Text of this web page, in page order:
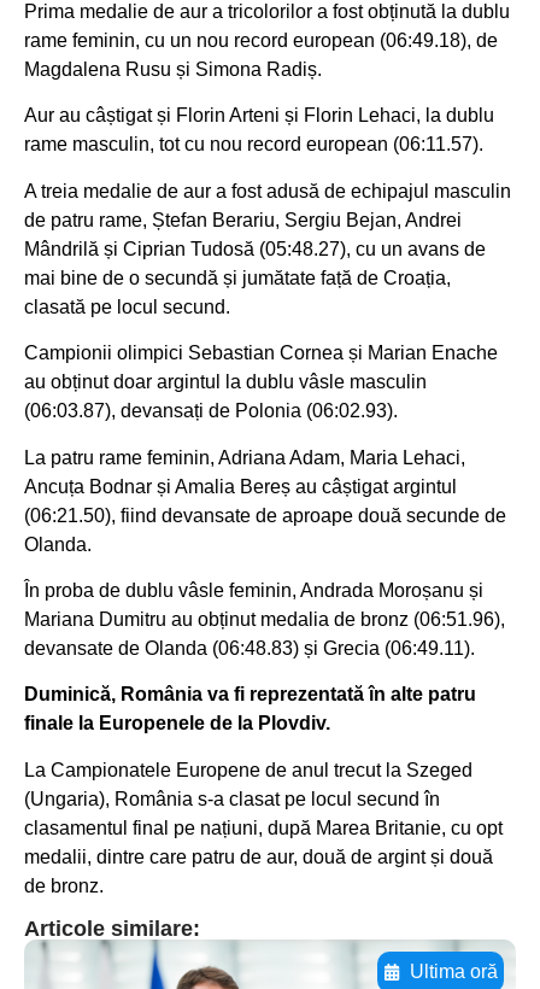
Prima medalie de aur a tricolorilor a fost obținută la dublu
rame feminin, cu un nou record european (06:49.18), de
Magdalena Rusu și Simona Radiș.
Aur au câștigat și Florin Arteni și Florin Lehaci, la dublu
rame masculin, tot cu nou record european (06:11.57).
A treia medalie de aur a fost adusă de echipajul masculin
de patru rame, Ștefan Berariu, Sergiu Bejan, Andrei
Mândrilă și Ciprian Tudosă (05:48.27), cu un avans de
mai bine de o secundă și jumătate față de Croația,
clasată pe locul secund.
Campionii olimpici Sebastian Cornea și Marian Enache
au obținut doar argintul la dublu vâsle masculin
(06:03.87), devansați de Polonia (06:02.93).
La patru rame feminin, Adriana Adam, Maria Lehaci,
Ancuța Bodnar și Amalia Bereș au câștigat argintul
(06:21.50), fiind devansate de aproape două secunde de
Olanda.
În proba de dublu vâsle feminin, Andrada Moroșanu și
Mariana Dumitru au obținut medalia de bronz (06:51.96),
devansate de Olanda (06:48.83) și Grecia (06:49.11).
Duminică, România va fi reprezentată în alte patru
finale la Europenele de la Plovdiv.
La Campionatele Europene de anul trecut la Szeged
(Ungaria), România s-a clasat pe locul secund în
clasamentul final pe națiuni, după Marea Britanie, cu opt
medalii, dintre care patru de aur, două de argint și două
de bronz.
Articole similare:
Ultima oră